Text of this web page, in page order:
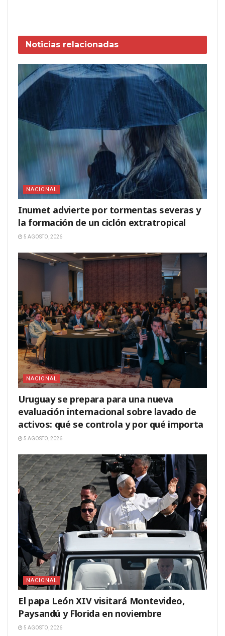
Noticias relacionadas
NACIONAL
Inumet advierte por tormentas severas y
la formación de un ciclón extratropical
5 AGOSTO, 2026
NACIONAL
Uruguay se prepara para una nueva
evaluación internacional sobre lavado de
activos: qué se controla y por qué importa
5 AGOSTO, 2026
NACIONAL
El papa León XIV visitará Montevideo,
Paysandú y Florida en noviembre
5 AGOSTO, 2026